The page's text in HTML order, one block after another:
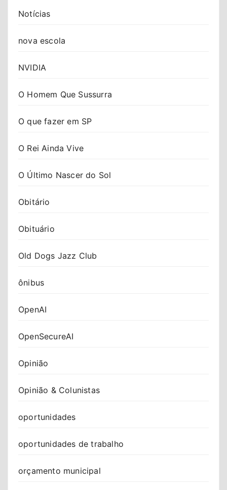
Notícias
nova escola
NVIDIA
O Homem Que Sussurra
O que fazer em SP
O Rei Ainda Vive
O Último Nascer do Sol
Obitário
Obituário
Old Dogs Jazz Club
ônibus
OpenAI
OpenSecureAI
Opinião
Opinião & Colunistas
oportunidades
oportunidades de trabalho
orçamento municipal